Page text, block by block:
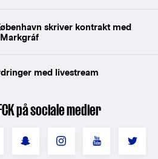
skriver kontrakt med
med livestream
på sociale medier